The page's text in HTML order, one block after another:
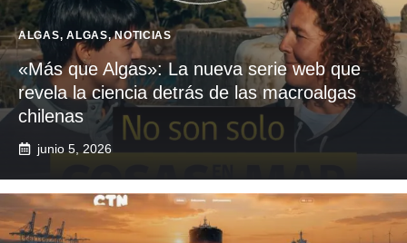
ALGAS,ALGAS,NOTICIAS
«Más que Algas»: La nueva serie web que
revela la ciencia detrás de las macroalgas
chilenas
junio 5, 2026